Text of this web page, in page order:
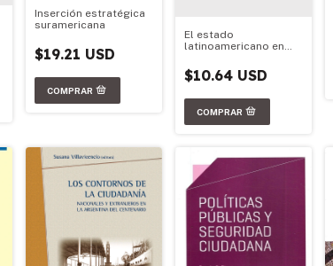
Inserción estratégica
suramericana
$19.21 USD
El estado
latinoamericano en
crisis y prospectiva
$10.64 USD